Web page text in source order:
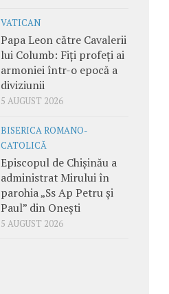
VATICAN
Papa Leon către Cavalerii
lui Columb: Fiți profeți ai
armoniei într-o epocă a
diviziunii
5 AUGUST 2026
BISERICA ROMANO-
CATOLICĂ
Episcopul de Chișinău a
administrat Mirului în
parohia „Ss Ap Petru și
Paul” din Onești
5 AUGUST 2026